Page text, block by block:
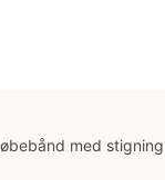
med stigning